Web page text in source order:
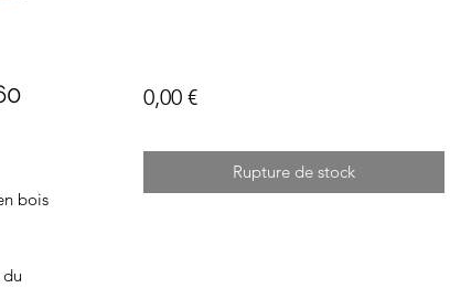
bois
0,00 €Prix
Rupture de stock